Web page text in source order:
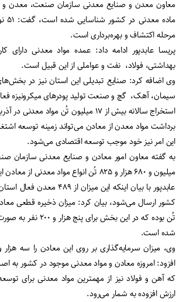
مرحله اکتشاف و بهره‌برداری است.
پریسا عابدپور ادامه داد: عمده مواد معدنی دارای
بهداشتی، فولاد، نفت و عواملی از این قبیل است.
وی اضافه کرد: صنایع تبدیلی این استان نیز در
سیمان، آهک، گچ و صنعت تولید پودرهای میکرونیزه
استخراج سالانه بیش از ۱۷ میلیون تُن مواد معدنی در آذربایجان‌غربی
برداشت مواد معدن از معادن می‌تواند زمینه توسعه
این امر نیز خود موجب توسعه اقتصادی می‌شود.
میلیون و ۶۸۰ هزار و ۸۲۵ تُن انواع مواد معدنی از معادن این استان استخراج می‌شود.
عابدپور با بیان اینکه
تُن بوده که در این
شده است.
افزود: امروزه معادن و مواد معدنی موجود در کشور
که آهن و فولاد نیز از مهمترین مواد معدنی برای
ارزش افزوده به شمار می‌رود.